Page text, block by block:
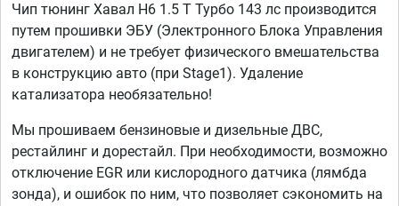
Чип тюнинг Хавал H6 1.5 T Турбо 143 лс производится
путем прошивки ЭБУ (Электронного Блока Управления
двигателем) и не требует физического вмешательства
в конструкцию авто (при Stage1). Удаление
катализатора необязательно!
Мы прошиваем бензиновые и дизельные ДВС,
рестайлинг и дорестайл. При необходимости, возможно
отключение EGR или кислородного датчика (лямбда
зонда), и ошибок по ним, что позволяет сэкономить на